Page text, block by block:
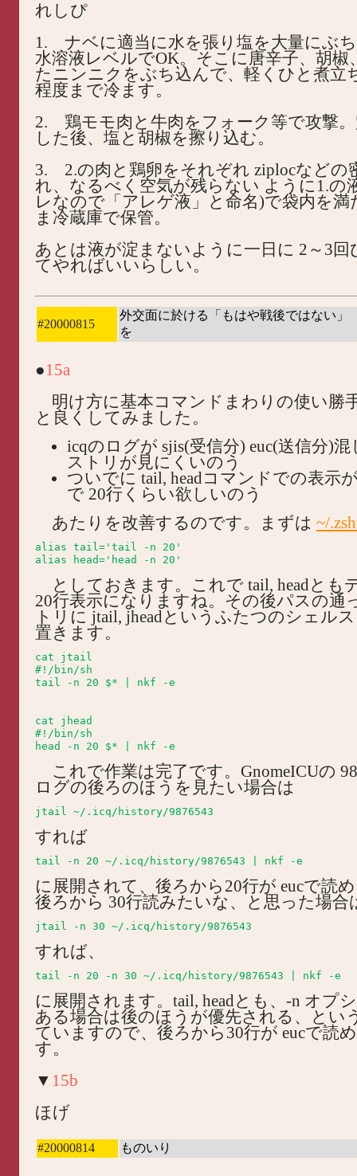
れしぴ
1. ナベに適当に水を張り塩を大量にぶ
水溶液レベルでOK。そこに唐辛子、胡椒
たニンニクをぶち込んで、軽くひと煮立
程度まで冷ます。
2. 鶏モモ肉と牛肉をフォーク等で攻撃
した後、塩と胡椒を擦り込む。
3. 2.の肉と鶏卵をそれぞれ ziplocなどの
れ、なるべく空気が残らない ように1.の
レなので「アレゲ液」と命名)で袋内を満
ま冷蔵庫で保管。
あとは液が淀まないように一日に 2～3回
てやればいいらしい。
#20000815
外交面に於ける「もはや戦後ではない」
を
●15a
明け方に基本コマンドまわりの使い勝
と良くしてみました。
icqのログが sjis(受信分) euc(送信分)
ストリが見にくいのう
ついでに tail, headコマンドでの表示
で 20行くらい欲しいのう
あたりを改善するのです。まずは ~/
alias tail='tail -n 20'
としておきます。これで tail, headとも
20行表示になりますね。その後パスの通
トリに jtail, jheadというふたつのシェル
置きます。
cat jtail
#!/bin/sh
tail -n 20 $* | nkf -e
cat jhead
#!/bin/sh
これで作業は完了です。GnomeICUの
ログの後ろのほうを見たい場合は
jtail ~/.icq/history/9876543
すれば
tail -n 20 ~/.icq/history/9876543 | nkf -e
に展開されて、後ろから20行が eucで読
後ろから 30行読みたいな、と思った場合
jtail -n 30 ~/.icq/history/9876543
すれば、
tail -n 20 -n 30 ~/.icq/history/9876543 | nkf -e
に展開されます。tail, headとも、-n オプ
ある場合は後のほうが優先される、とい
ていますので、後ろから30行が eucで読
す。
▼ 15b
ほげ
#20000814 ものいり